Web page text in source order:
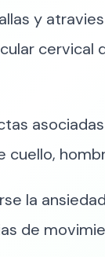
y
la
de